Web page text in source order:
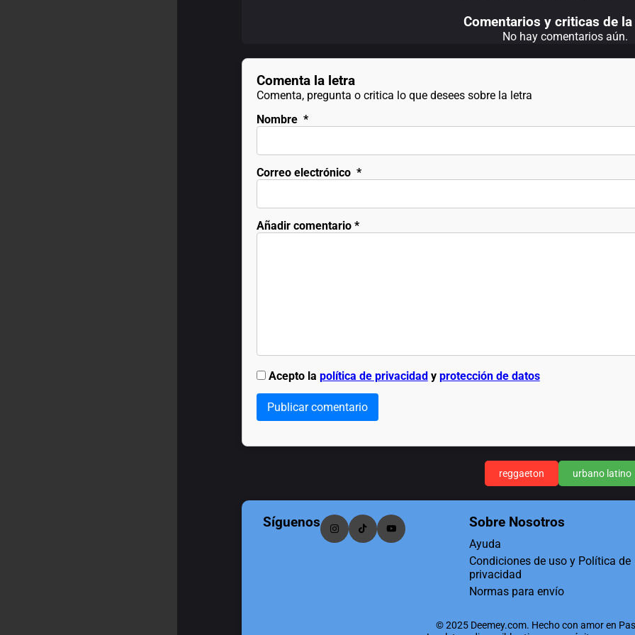
Comentarios y criticas de la
No hay comentarios aún.
Comenta la letra
Comenta, pregunta o critica lo que desees sobre la letra
Nombre *
Correo electrónico *
Añadir comentario*
Acepto la política de privacidady protección de datos
Publicar comentario
reggaeton urbano latino
Síguenos Sobre Nosotros
Ayuda
Condiciones de uso y Política de
privacidad
Normas para envío
© 2025 Deemey.com. Hecho con amor en